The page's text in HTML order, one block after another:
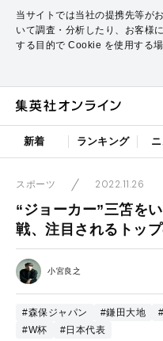
当サイトでは当社の提携先等が
いて調査・分析したり、お客様
する目的で Cookie を使用する場
新着 ランキング
スポーツ 2022.11.26
“ジョーカー”三笘を
戦、注目されるトッ
小宮良之
#森保ジャパン #鎌田大地
#W杯
#日本代表